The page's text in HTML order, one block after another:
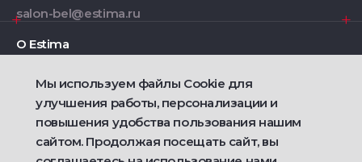
salon-bel@estima.ru
О Estima
Дизайнерам
Фирменные салоны
Мы используем файлы Cookie для
улучшения работы, персонализации и
повышения удобства пользования нашим
сайтом. Продолжая посещать сайт, вы